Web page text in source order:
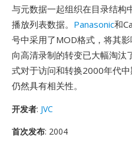
与元数据一起组织在目录结构
播放列表数据。 Panasonic和
号中采用了MOD格式，将其
向高清录制的转变已大幅淘汰
式对于访问和转换2000年代
仍然具有相关性。
开发者: JVC
首次发布: 2004